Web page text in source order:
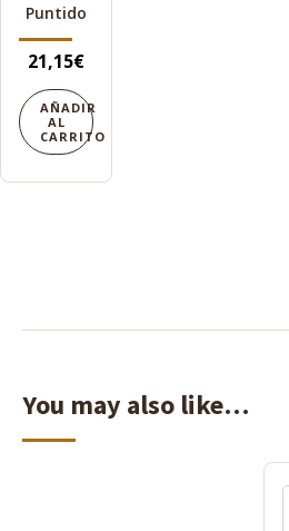
Puntido
21,15€
AÑADIR
AL
CARRITO
You may also like…